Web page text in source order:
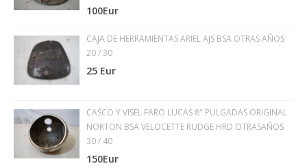
100Eur
CAJA DE HERRAMIENTAS ARIEL AJS BSA OTRAS AÑOS
20 / 30
25 Eur
CASCO Y VISEL FARO LUCAS 8" PULGADAS ORIGINAL
NORTON BSA VELOCETTE RUDGE HRD OTRASAÑOS
30 / 40
150Eur